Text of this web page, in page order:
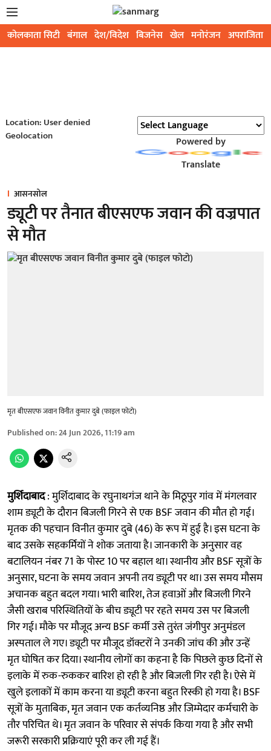
कोलकाता सिटी बंगाल देश/विदेश बिजनेस खेल मनोरंजन अपराजिता
Location: User denied
Geolocation
Powered by
Translate
आसनसोल
ड्यूटी पर तैनात बीएसएफ जवान की वज्रपात
से मौत
मृत बीएसएफ जवान विनीत कुमार दुबे (फाइल फोटो)
Published on:24 Jun 2026, 11:19 am
मुर्शिदाबाद: मुर्शिदाबाद के रघुनाथगंज थाने के मिठूपुर गांव में मंगलवार
शाम ड्यूटी के दौरान बिजली गिरने से एक BSF जवान की मौत हो गई।
मृतक की पहचान विनीत कुमार दुबे (46) के रूप में हुई है। इस घटना के
बाद उसके सहकर्मियों ने शोक जताया है। जानकारी के अनुसार वह
बटालियन नंबर 71 के पोस्ट 10 पर बहाल था। स्थानीय और BSF सूत्रों के
अनुसार, घटना के समय जवान अपनी तय ड्यूटी पर था। उस समय मौसम
अचानक बहुत बदल गया। भारी बारिश, तेज हवाओं और बिजली गिरने
जैसी खराब परिस्थितियों के बीच ड्यूटी पर रहते समय उस पर बिजली
गिर गई। मौके पर मौजूद अन्य BSF कर्मी उसे तुरंत जंगीपुर अनुमंडल
अस्पताल ले गए। ड्यूटी पर मौजूद डॉक्टरों ने उनकी जांच की और उन्हें
मृत घोषित कर दिया। स्थानीय लोगों का कहना है कि पिछले कुछ दिनों से
इलाके में रुक-रुककर बारिश हो रही है और बिजली गिर रही है। ऐसे में
खुले इलाकों में काम करना या ड्यूटी करना बहुत रिस्की हो गया है। BSF
सूत्रों के मुताबिक, मृत जवान एक कर्तव्यनिष्ठ और जिम्मेदार कर्मचारी के
तौर परिचित थे। मृत जवान के परिवार से संपर्क किया गया है और सभी
जरूरी सरकारी प्रक्रियाएं पूरी कर ली गई हैं।